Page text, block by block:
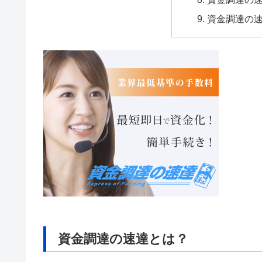
資金調達の
資金調達の速達とは？